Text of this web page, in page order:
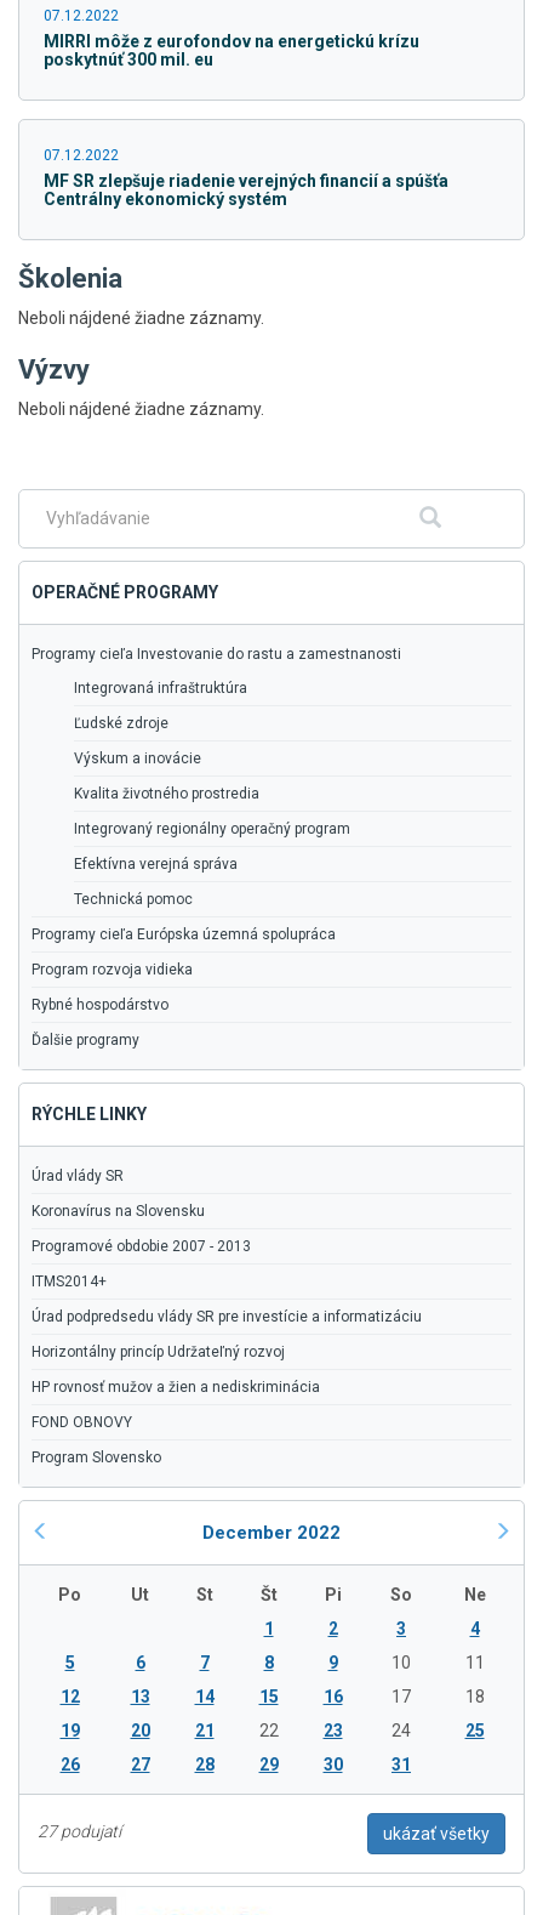
07.12.2022
MIRRI môže z eurofondov na energetickú krízu
poskytnúť 300 mil. eu
07.12.2022
MF SR zlepšuje riadenie verejných financií a spúšťa
Centrálny ekonomický systém
Školenia
Neboli nájdené žiadne záznamy.
Výzvy
Neboli nájdené žiadne záznamy.
menu
Fulltextové
Hľadať
OPERAČNÉ PROGRAMY
Programy cieľa Investovanie do rastu a zamestnanosti
Integrovaná infraštruktúra
Ľudské zdroje
Výskum a inovácie
Kvalita životného prostredia
Integrovaný regionálny operačný program
Efektívna verejná správa
Technická pomoc
Programy cieľa Európska územná spolupráca
Program rozvoja vidieka
Rybné hospodárstvo
Ďalšie programy
RÝCHLE LINKY
Úrad vlády SR
Koronavírus na Slovensku
Programové obdobie 2007 - 2013
ITMS2014+
Úrad podpredsedu vlády SR pre investície a informatizáciu
Horizontálny princíp Udržateľný rozvoj
HP rovnosť mužov a žien a nediskriminácia
FOND OBNOVY
Program Slovensko
December 2022
Po Ut St Št Pi So
Ne
1
2 3
4
5
6 7 8 9 10
11
12
13 14 15 16 17
18
19
20 21 22 23 24
25
26
27 28 29 30 31
27 podujatí ukázať všetky